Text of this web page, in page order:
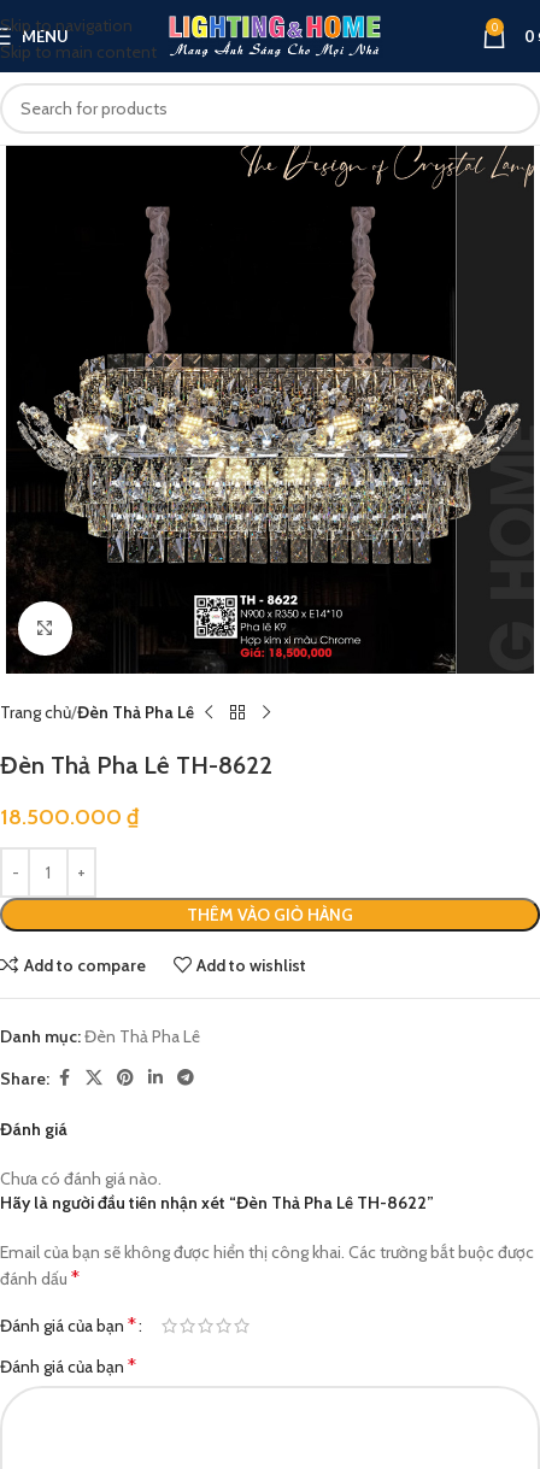
Skip to navigation
Skip to main content
MENU 0 0
Click to enlarge
Trang chủ Đèn Thả Pha Lê
Đèn Thả Pha Lê TH-8622
18.500.000 ₫
THÊM VÀO GIỎ HÀNG
Add to compare Add to wishlist
Danh mục:Đèn Thả Pha Lê
Share:
Đánh giá
Chưa có đánh giá nào.
Hãy là người đầu tiên nhận xét “Đèn Thả Pha Lê TH-8622”
Email của bạn sẽ không được hiển thị công khai. Các trường bắt buộc được
đánh dấu *
Đánh giá của bạn *
Đánh giá của bạn *